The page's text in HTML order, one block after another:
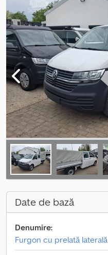
Date de bază
Denumire:
Furgon cu prelată laterală